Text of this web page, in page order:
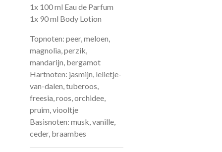
1x 100 ml Eau de Parfum
1x 90 ml Body Lotion
Topnoten: peer, meloen,
magnolia, perzik,
mandarijn, bergamot
Hartnoten: jasmijn, lelietje-
van-dalen, tuberoos,
freesia, roos, orchidee,
pruim, viooltje
Basisnoten: musk, vanille,
ceder, braambes